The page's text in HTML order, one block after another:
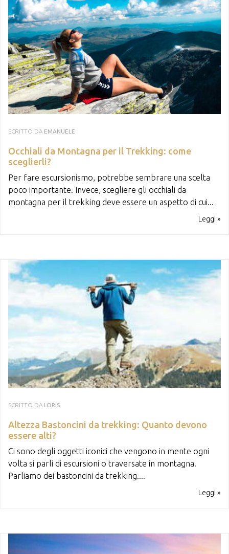
SCRITTO DA EMANUELE
Occhiali da Montagna per il Trekking: come
sceglierli?
Per fare escursionismo, potrebbe sembrare una scelta
poco importante. Invece, scegliere gli occhiali da
montagna per il trekking deve essere un aspetto di cui...
Leggi »
SCRITTO DA LORIS
Altezza Bastoncini da trekking: Quanto devono
essere alti?
Ci sono degli oggetti iconici che vengono in mente ogni
volta si parli di escursioni o traversate in montagna.
Parliamo dei bastoncini da trekking....
Leggi »